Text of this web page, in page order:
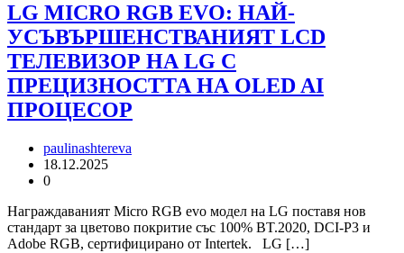
LG MICRO RGB EVO: НАЙ-
УСЪВЪРШЕНСТВАНИЯТ LCD
ТЕЛЕВИЗОР НА LG С
ПРЕЦИЗНОСТТА НА OLED AI
ПРОЦЕСОР
paulinashtereva
18.12.2025
0
Награждаваният Micro RGB evo модел на LG поставя нов
стандарт за цветово покритие със 100% BT.2020, DCI-P3 и
Adobe RGB, сертифицирано от Intertek. LG […]